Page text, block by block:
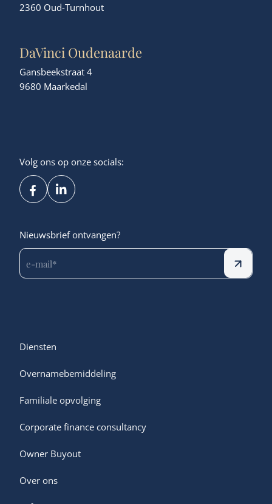
2360 Oud-Turnhout
DaVinci Oudenaarde
Gansbeekstraat 4
9680 Maarkedal
Volg ons op onze socials:
Nieuwsbrief ontvangen?
Diensten
Overnamebemiddeling
Familiale opvolging
Corporate finance consultancy
Owner Buyout
Over ons